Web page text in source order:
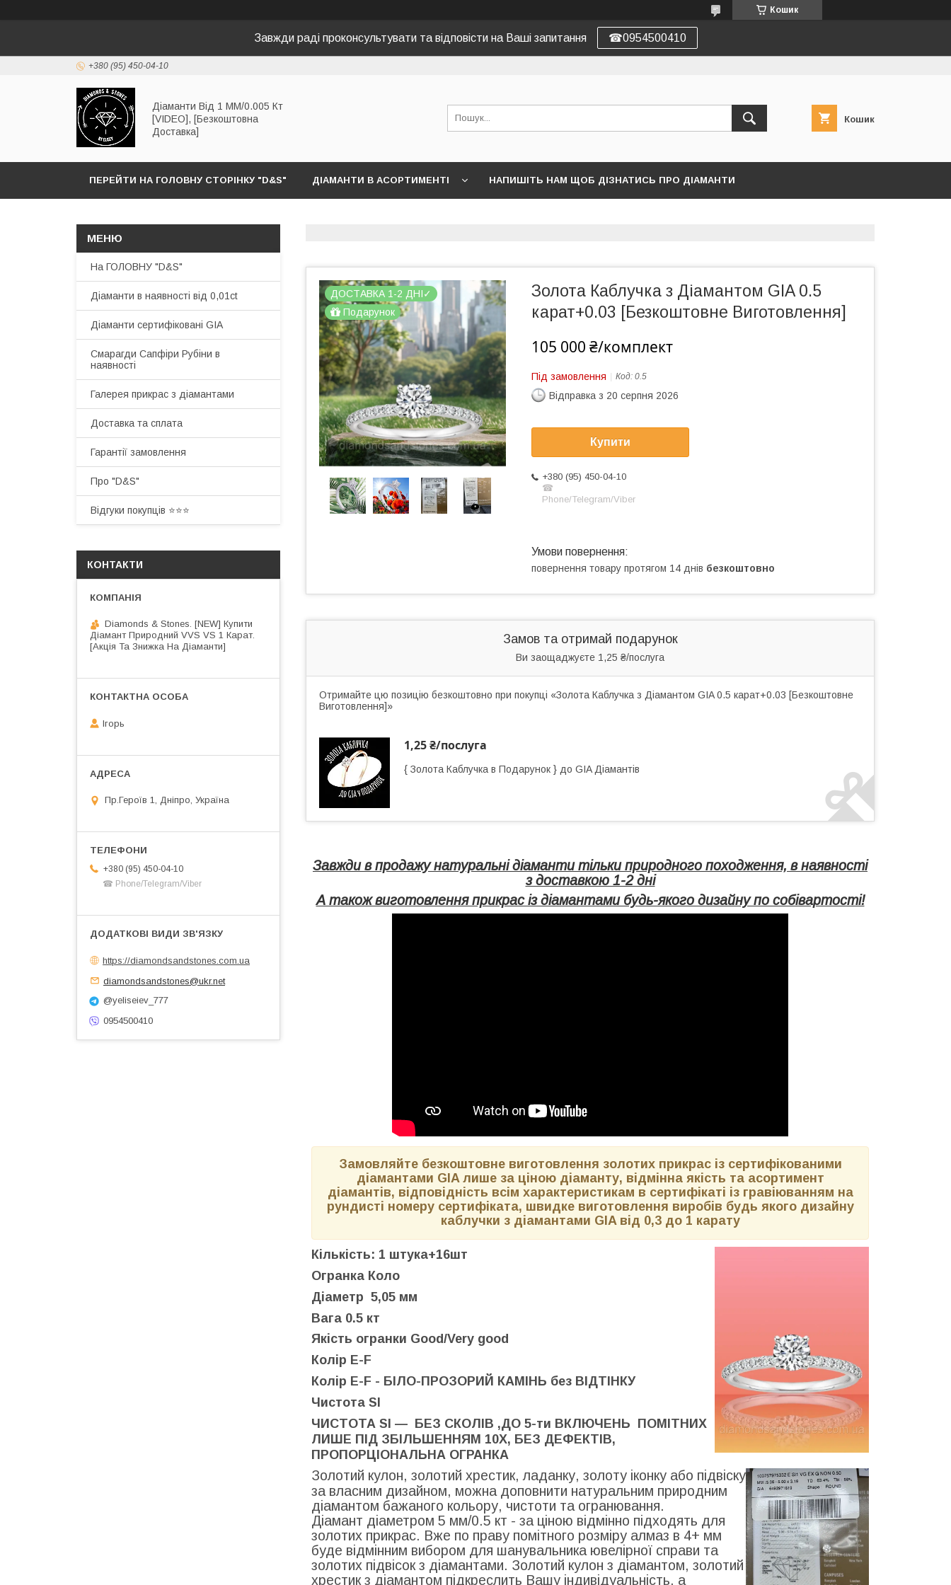
Кошик
Завжди раді проконсультувати та відповісти на Ваші запитання ☎0954500410
+380 (95) 450-04-10
Діаманти Від 1 ММ/0.005 Кт
[VIDEO], [Безкоштовна
Доставка]
Кошик
ПЕРЕЙТИ НА ГОЛОВНУ СТОРІНКУ "D&S" ДІАМАНТИ В АСОРТИМЕНТІ НАПИШІТЬ НАМ ЩОБ ДІЗНАТИСЬ ПРО ДІАМАНТИ
ДОСТАВКА 1-2 ДНІ✓
Подарунок
Золота Каблучка з Діамантом GIA 0.5
карат+0.03 [Безкоштовне Виготовлення]
105 000 ₴/комплект
Під замовлення Код: 0.5
Відправка з 20 серпня 2026
Купити
+380 (95) 450-04-10
☎
Phone/Telegram/Viber
повернення товару протягом 14 днів безкоштовно
Замов та отримай подарунок
Ви заощаджуєте 1,25 ₴/послуга
Отримайте цю позицію безкоштовно при покупці «Золота Каблучка з Діамантом GIA 0.5 карат+0.03 [Безкоштовне
Виготовлення]»
1,25 ₴/послуга
{ Золота Каблучка в Подарунок } до GIA Діамантів
Завжди в продажу натуральні діаманти тільки природного походження, в наявності
з доставкою 1-2 дні
А також виготовлення прикрас із діамантами будь-якого дизайну по собівартості!
Замовляйте безкоштовне виготовлення золотих прикрас із сертифікованими
діамантами GIA лише за ціною діаманту, відмінна якість та асортимент
діамантів, відповідність всім характеристикам в сертифікаті із гравіюванням на
рундисті номеру сертифіката, швидке виготовлення виробів будь якого дизайну
каблучки з діамантами GIA від 0,3 до 1 карату
Кількість: 1 штука+16шт
Огранка Коло
Діаметр 5,05 мм
Вага 0.5 кт
Якість огранки Good/Very good
Колір E-F
Колір E-F - БІЛО-ПРОЗОРИЙ КАМІНЬ без ВІДТІНКУ
Чистота SI
ЧИСТОТА SI — БЕЗ СКОЛІВ ,ДО 5-ти ВКЛЮЧЕНЬ ПОМІТНИХ
ЛИШЕ ПІД ЗБІЛЬШЕННЯМ 10Х, БЕЗ ДЕФЕКТІВ,
ПРОПОРЦІОНАЛЬНА ОГРАНКА
Золотий кулон, золотий хрестик, ладанку, золоту іконку або підвіску
за власним дизайном, можна доповнити натуральним природним
діамантом бажаного кольору, чистоти та огранювання.
Діамант діаметром 5 мм/0.5 кт - за ціною відмінно підходять для
золотих прикрас. Вже по праву помітного розміру алмаз в 4+ мм
буде відмінним вибором для шанувальника ювелірної справи та
золотих підвісок з діамантами. Золотий кулон з діамантом, золотий
хрестик з діамантом підкреслить Вашу індивідуальність, а
На ГОЛОВНУ "D&S"
Діаманти в наявності від 0,01ct
Діаманти сертифіковані GIA
Смарагди Сапфіри Рубіни в
наявності
Галерея прикрас з діамантами
Доставка та сплата
Гарантії замовлення
Про "D&S"
Відгуки покупців ⭐️⭐️⭐️
КОНТАКТИ
Diamonds & Stones. [NEW] Купити
Діамант Природний VVS VS 1 Карат.
[Акція Та Знижка На Діаманти]
Ігорь
Пр.Героїв 1, Дніпро, Україна
+380 (95) 450-04-10
☎ Phone/Telegram/Viber
https://diamondsandstones.com.ua
diamondsandstones@ukr.net
@yeliseiev_777
0954500410